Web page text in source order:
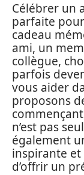
Célébrer un
parfaite
cadeau
ami, un
collègue,
parfois
vous aider
proposons
n’est pas
également
inspirante
d’offrir un